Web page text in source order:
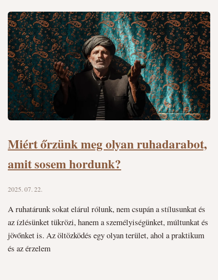
Miért őrzünk meg olyan ruhadarabot,
amit sosem hordunk?
2025. 07. 22.
A ruhatárunk sokat elárul rólunk, nem csupán a stílusunkat és
az ízlésünket tükrözi, hanem a személyiségünket, múltunkat és
jövőnket is. Az öltözködés egy olyan terület, ahol a praktikum
és az érzelem